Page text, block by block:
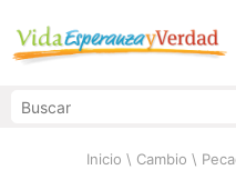
Inicio \ Cambio \